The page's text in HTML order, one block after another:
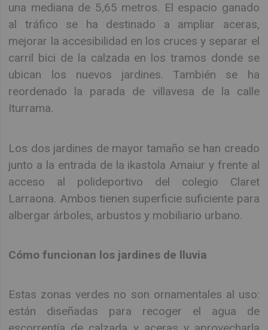
una mediana de 5,65 metros. El espacio ganado
al tráfico se ha destinado a ampliar aceras,
mejorar la accesibilidad en los cruces y separar el
carril bici de la calzada en los tramos donde se
ubican los nuevos jardines. También se ha
reordenado la parada de villavesa de la calle
Iturrama.
Los dos jardines de mayor tamaño se han creado
junto a la entrada de la ikastola Amaiur y frente al
acceso al polideportivo del colegio Claret
Larraona. Ambos tienen superficie suficiente para
albergar árboles, arbustos y mobiliario urbano.
Cómo funcionan los jardines de lluvia
Estas zonas verdes no son ornamentales al uso:
están diseñadas para recoger el agua de